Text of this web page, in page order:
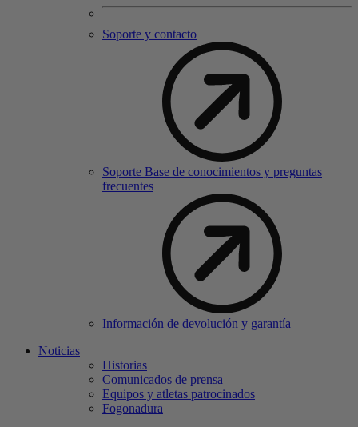
Soporte y contacto
Soporte Base de conocimientos y preguntas
frecuentes
Información de devolución y garantía
Noticias
Historias
Comunicados de prensa
Equipos y atletas patrocinados
Fogonadura